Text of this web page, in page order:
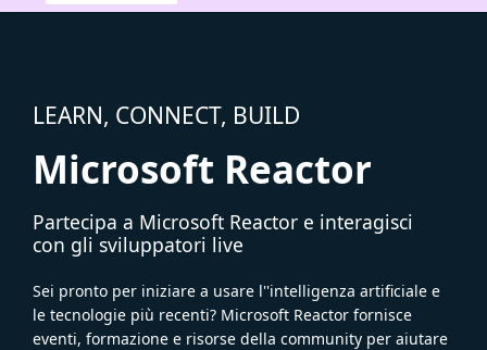
LEARN, CONNECT, BUILD
Microsoft Reactor
Partecipa a Microsoft Reactor e interagisci
con gli sviluppatori live
Sei pronto per iniziare a usare l''intelligenza artificiale e
le tecnologie più recenti? Microsoft Reactor fornisce
eventi, formazione e risorse della community per aiutare